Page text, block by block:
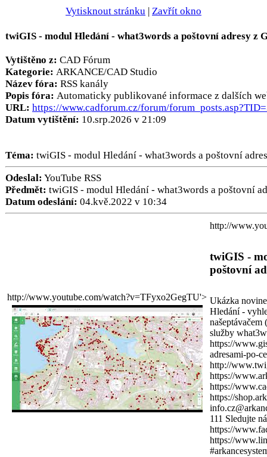
Vytisknout stránku | Zavřít okno
twiGIS - modul Hledání - what3words a poštovní adresy z
Vytištěno z: CAD Fórum
Kategorie: ARKANCE/CAD Studio
Název fóra: RSS kanály
Popis fóra: Automaticky publikované informace z dalších
URL: https://www.cadforum.cz/forum/
Datum vytištění: 10.srp.2026 v 21:09
Téma: twiGIS - modul Hledání - what3words a poštovní
Odeslal: YouTube RSS
Předmět: twiGIS - modul Hledání - what3words a poštovní
Datum odeslání: 04.kvě.2022 v 10:34
http://www.youtube.com/watch?v=TFyxo2GegTU'>
http://
twiGIS -
poštovní
Ukázka
Hledání -
našeptávačem
služby
https://
adresami-po-
http://
https://
https://
https://
111 Sledujte
https://
https://